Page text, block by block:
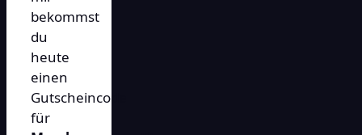
bekommst
du
heute
einen
Gutscheincode
für